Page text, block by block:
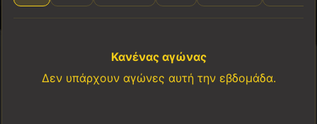
Κανένας αγώνας
Δεν υπάρχουν αγώνες αυτή την εβδομάδα.